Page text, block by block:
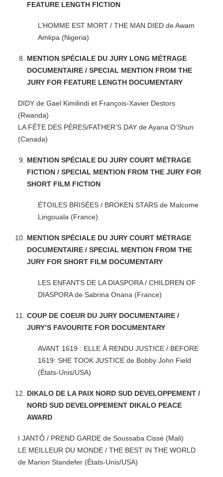
FEATURE LENGTH FICTION
L’HOMME EST MORT / THE MAN DIED de Awam
Amkpa (Nigeria)
MENTION SPÉCIALE DU JURY LONG MÉTRAGE
DOCUMENTAIRE / SPECIAL MENTION FROM THE
JURY FOR FEATURE LENGTH DOCUMENTARY
DIDY de Gael Kimilindi et François-Xavier Destors
(Rwanda)
LA FÊTE DES PÈRES/FATHER’S DAY de Ayana O’Shun
(Canada)
MENTION SPÉCIALE DU JURY COURT MÉTRAGE
FICTION / SPECIAL MENTION FROM THE JURY FOR
SHORT FILM FICTION
ÉTOILES BRISÉES / BROKEN STARS de Malcome
Lingouala (France)
MENTION SPÉCIALE DU JURY COURT MÉTRAGE
DOCUMENTAIRE / SPECIAL MENTION FROM THE
JURY FOR SHORT FILM DOCUMENTARY
LES ENFANTS DE LA DIASPORA / CHILDREN OF
DIASPORA de Sabrina Onana (France)
COUP DE COEUR DU JURY DOCUMENTAIRE /
JURY’S FAVOURITE FOR DOCUMENTARY
AVANT 1619 : ELLE À RENDU JUSTICE / BEFORE
1619: SHE TOOK JUSTICE de Bobby John Field
(États-Unis/USA)
DIKALO DE LA PAIX NORD SUD DEVELOPPEMENT /
NORD SUD DEVELOPPEMENT DIKALO PEACE
AWARD
I JANTÔ / PREND GARDE de Soussaba Cissé (Mali)
LE MEILLEUR DU MONDE / THE BEST IN THE WORLD
de Marion Standefer (États-Unis/USA)